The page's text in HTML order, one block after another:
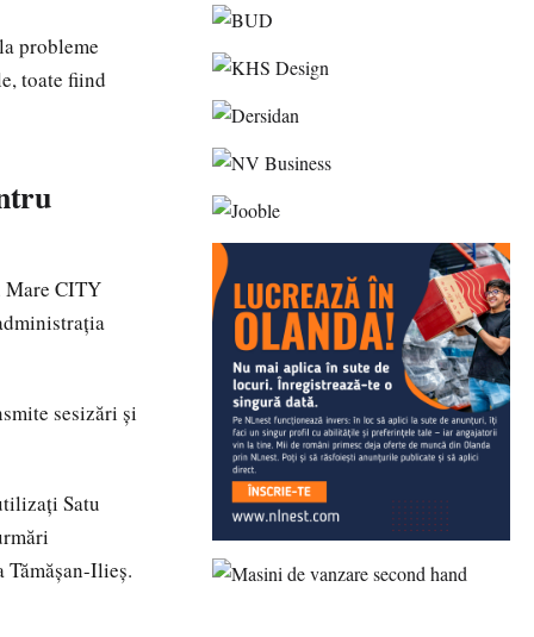
probleme
toate fiind
Mare CITY
sesizări și
Satu
Ilieș.